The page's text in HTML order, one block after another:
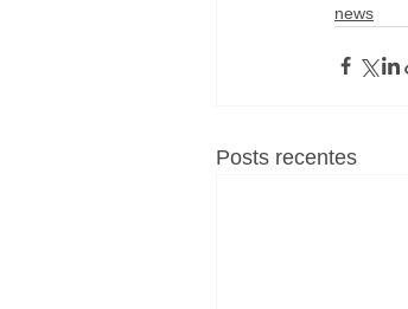
news
Posts recentes